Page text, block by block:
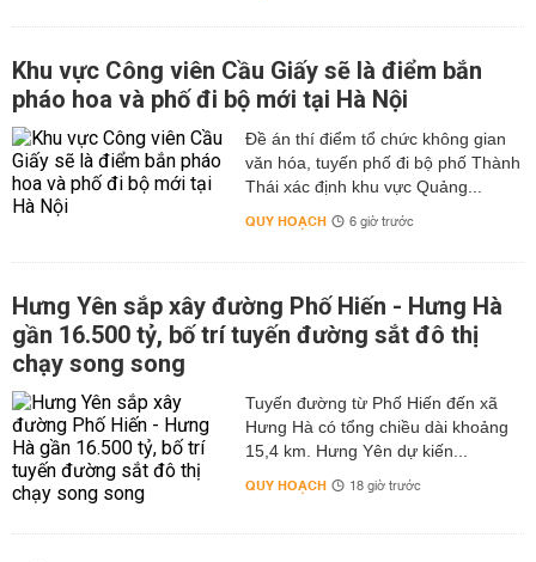
Khu vực Công viên Cầu Giấy sẽ là điểm bắn
pháo hoa và phố đi bộ mới tại Hà Nội
Đề án thí điểm tổ chức không gian
văn hóa, tuyến phố đi bộ phố Thành
Thái xác định khu vực Quảng...
QUY HOẠCH 6 giờ trước
Hưng Yên sắp xây đường Phố Hiến - Hưng Hà
gần 16.500 tỷ, bố trí tuyến đường sắt đô thị
chạy song song
Tuyến đường từ Phố Hiến đến xã
Hưng Hà có tổng chiều dài khoảng
15,4 km. Hưng Yên dự kiến...
QUY HOẠCH 18 giờ trước